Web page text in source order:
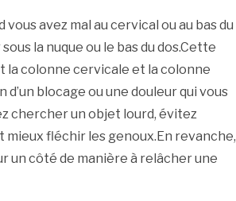
vous avez mal au cervical ou au bas du
la nuque ou le bas du dos.Cette
colonne cervicale et la colonne
blocage ou une douleur qui vous
chercher un objet lourd, évitez
fléchir les genoux.En revanche,
un côté de manière à relâcher une